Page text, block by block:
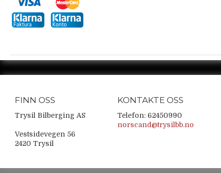
FINN OSS
Trysil Bilberging AS
Vestsidevegen 56
2420 Trysil
KONTAKTE OSS
Telefon: 62450990
norscand@trysilbb.no